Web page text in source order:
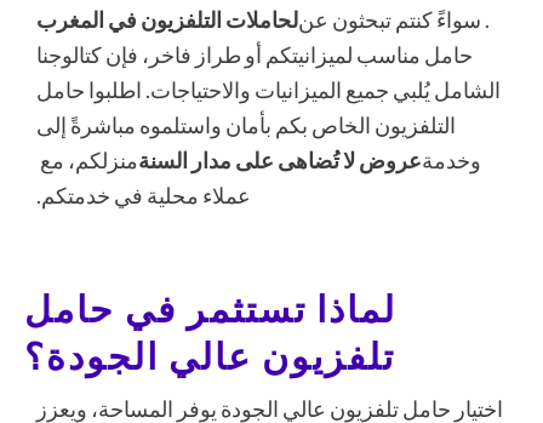
لحاملات التلفزيون في المغرب. سواءً كنتم تبحثون عن
حامل مناسب لميزانيتكم أو طراز فاخر، فإن كتالوجنا
الشامل يُلبي جميع الميزانيات والاحتياجات. اطلبوا حامل
التلفزيون الخاص بكم بأمان واستلموه مباشرةً إلى
منزلكم، مععروض لا تُضاهى على مدار السنةوخدمة
عملاء محلية في خدمتكم.
لماذا تستثمر في حامل
تلفزيون عالي الجودة؟
اختيار حامل تلفزيون عالي الجودة يوفر المساحة، ويعزز